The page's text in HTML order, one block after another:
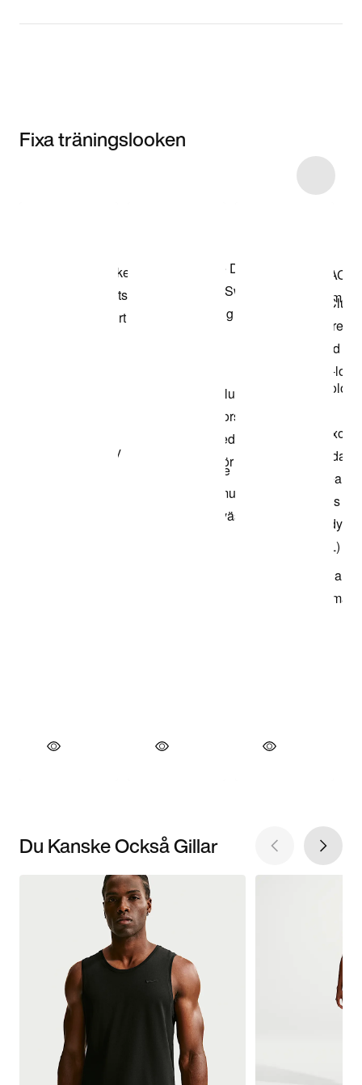
Fixa träningslooken
Du Kanske Också Gillar